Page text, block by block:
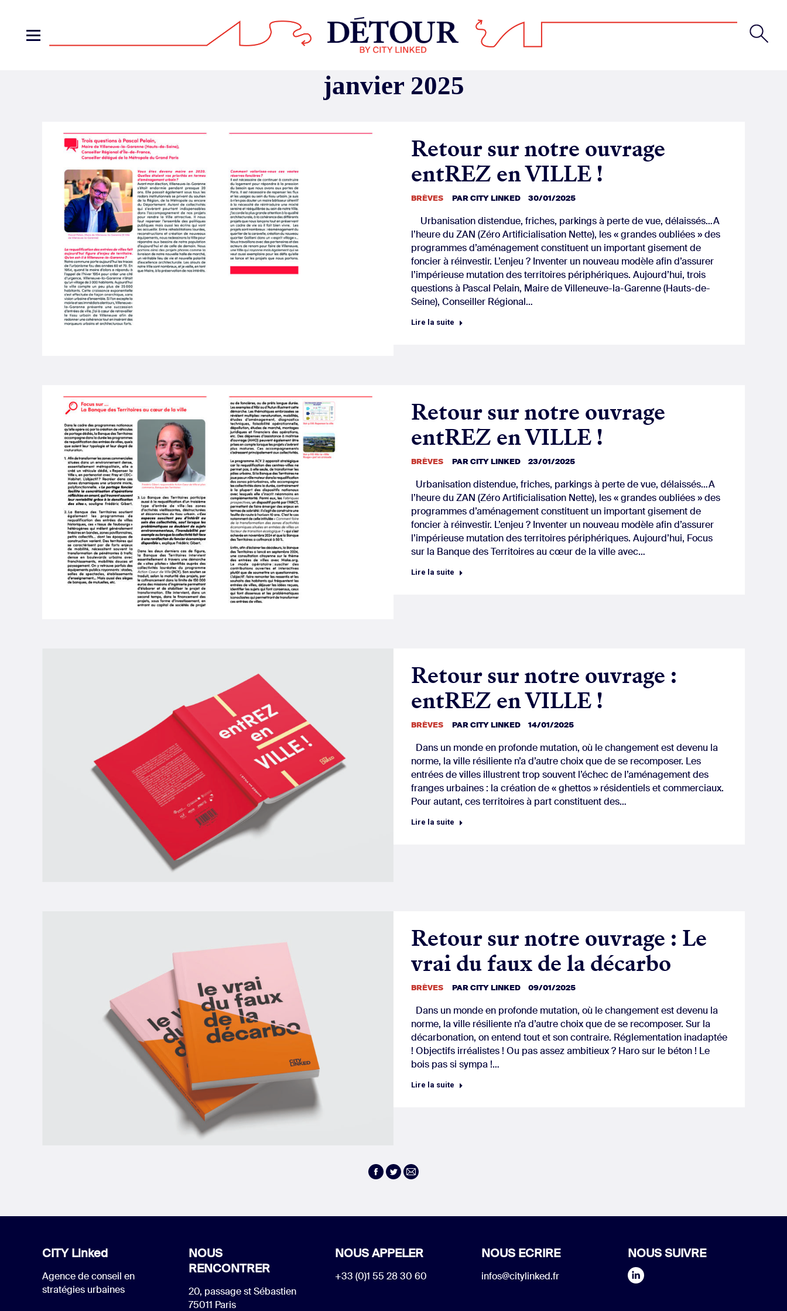
Retour sur notre ouvrage
entREZ en VILLE !
BRÈVES PARCITY LINKED 30/01/2025
Urbanisation distendue, friches, parkings à perte de vue, délaissés…A
l’heure du ZAN (Zéro Artificialisation Nette), les « grandes oubliées » des
programmes d’aménagement constituent un important gisement de
foncier à réinvestir. L’enjeu ? Inventer un nouveau modèle afin d’assurer
l’impérieuse mutation des territoires périphériques. Aujourd’hui, trois
questions à Pascal Pelain, Maire de Villeneuve-la-Garenne (Hauts-de-
Seine), Conseiller Régional…
Lire la suite
Retour sur notre ouvrage
entREZ en VILLE !
BRÈVES PARCITY LINKED 23/01/2025
Urbanisation distendue, friches, parkings à perte de vue, délaissés…A
l’heure du ZAN (Zéro Artificialisation Nette), les « grandes oubliées » des
programmes d’aménagement constituent un important gisement de
foncier à réinvestir. L’enjeu ? Inventer un nouveau modèle afin d’assurer
l’impérieuse mutation des territoires périphériques. Aujourd’hui, Focus
sur la Banque des Territoires au cœur de la ville avec…
Lire la suite
Retour sur notre ouvrage :
entREZ en VILLE !
BRÈVES PARCITY LINKED 14/01/2025
Dans un monde en profonde mutation, où le changement est devenu la
norme, la ville résiliente n’a d’autre choix que de se recomposer. Les
entrées de villes illustrent trop souvent l’échec de l’aménagement des
franges urbaines : la création de « ghettos » résidentiels et commerciaux.
Pour autant, ces territoires à part constituent des…
Lire la suite
Retour sur notre ouvrage : Le
vrai du faux de la décarbo
BRÈVES PARCITY LINKED 09/01/2025
Dans un monde en profonde mutation, où le changement est devenu la
norme, la ville résiliente n’a d’autre choix que de se recomposer. Sur la
décarbonation, on entend tout et son contraire. Réglementation inadaptée
! Objectifs irréalistes ! Ou pas assez ambitieux ? Haro sur le béton ! Le
bois pas si sympa !…
Lire la suite
Facebook
Twitter
E-
CITY Linked
Agence de conseil en
stratégies urbaines
NOUS
RENCONTRER
20, passage st Sébastien
75011 Paris
NOUS APPELER
+33 (0)1 55 28 30 60
NOUS ECRIRE
infos@citylinked.fr
NOUS SUIVRE